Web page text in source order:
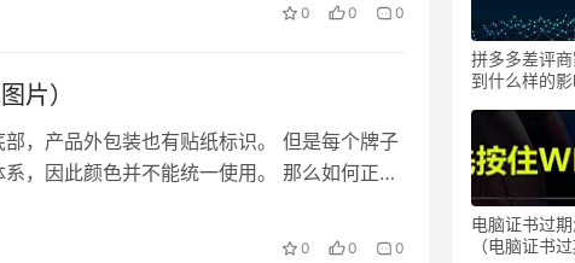
0 0 0
片）
，产品外包装也有贴纸标识。 但是每个牌子
，因此颜色并不能统一使用。 那么如何正确
0 0 0
拼多多差评
到什么样的影
电脑证书过
（电脑证书